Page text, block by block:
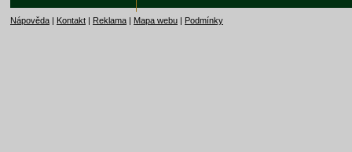
Nápověda | Kontakt | Reklama | Mapa webu | Podmínky